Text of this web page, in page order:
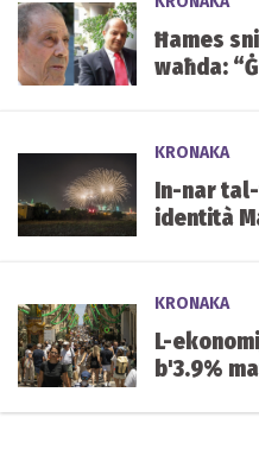
Ħames
waħda:
KRONAKA
In-nar
identità
KRONAKA
L-
b'3.9%